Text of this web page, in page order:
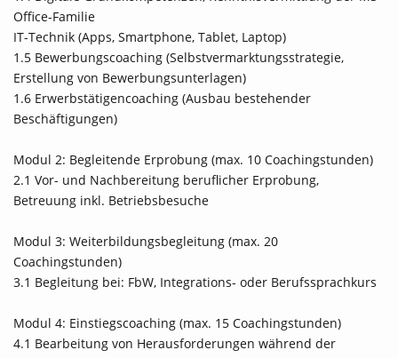
Office-Familie
IT-Technik (Apps, Smartphone, Tablet, Laptop)
1.5 Bewerbungscoaching (Selbstvermarktungsstrategie,
Erstellung von Bewerbungsunterlagen)
1.6 Erwerbstätigencoaching (Ausbau bestehender
Beschäftigungen)
Modul 2: Begleitende Erprobung (max. 10 Coachingstunden)
2.1 Vor- und Nachbereitung beruflicher Erprobung,
Betreuung inkl. Betriebsbesuche
Modul 3: Weiterbildungsbegleitung (max. 20
Coachingstunden)
3.1 Begleitung bei: FbW, Integrations- oder Berufssprachkurs
Modul 4: Einstiegscoaching (max. 15 Coachingstunden)
4.1 Bearbeitung von Herausforderungen während der